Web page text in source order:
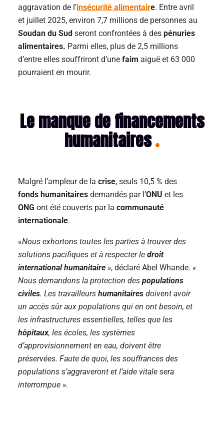
aggravation de l’insécurité alimentaire. Entre avril
et juillet 2025, environ 7,7 millions de personnes au
Soudan du Sud seront confrontées à des pénuries
alimentaires. Parmi elles, plus de 2,5 millions
d’entre elles souffriront d’une faim aiguë et 63 000
pourraient en mourir.
Le manque de financements
humanitaires
Malgré l’ampleur de la crise, seuls 10,5 % des
fonds humanitaires demandés par l’ONU et les
ONG ont été couverts par la communauté
internationale.
«Nous exhortons toutes les parties à trouver des
solutions pacifiques et à respecter le droit
international humanitaire », déclaré Abel Whande. «
Nous demandons la protection des populations
civiles. Les travailleurs humanitaires doivent avoir
un accès sûr aux populations qui en ont besoin, et
les infrastructures essentielles, telles que les
hôpitaux, les écoles, les systèmes
d’approvisionnement en eau, doivent être
préservées. Faute de quoi, les souffrances des
populations s’aggraveront et l’aide vitale sera
interrompue ».